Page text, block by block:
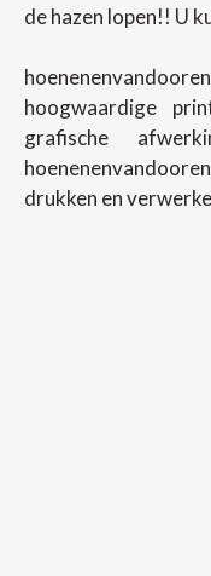
de hazen lopen!! U
hoogwaardige
grafische
drukken en